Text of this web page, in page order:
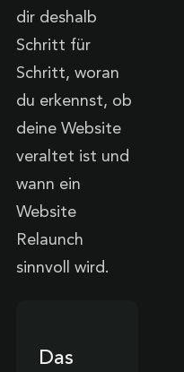
dir deshalb
Schritt für
Schritt, woran
du erkennst, ob
deine Website
veraltet ist und
wann ein
Website
Relaunch
sinnvoll wird.
Das